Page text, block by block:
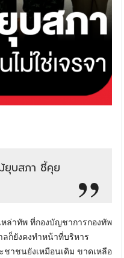
ยุบสภา ชี้คุย
ล่าทัพ ที่กองบัญชาการกองทัพ
ก็ยังคงทำหน้าที่บริหาร
าชนยังเหมือนเดิม ขาดเหลือ